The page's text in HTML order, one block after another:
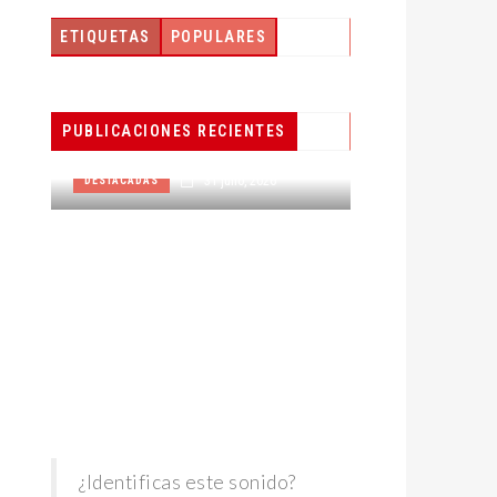
ETIQUETAS POPULARES
PUBLICACIONES RECIENTES
EQUIPO DE
RADIOCOMUNICACIÓN
DESTACADAS
¿Identificas este sonido?